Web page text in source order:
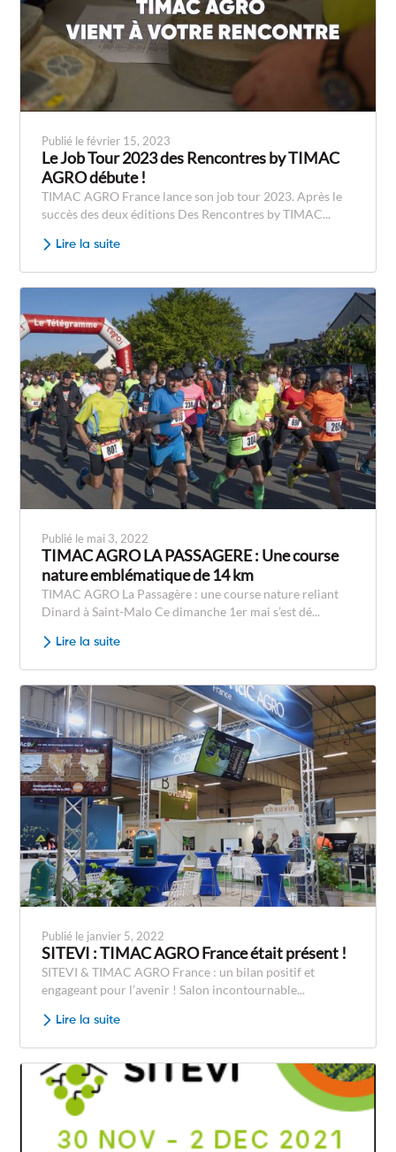
Publié le février 15, 2023
Le Job Tour 2023 des Rencontres by TIMAC
AGRO débute !
TIMAC AGRO France lance son job tour 2023. Après le
succès des deux éditions Des Rencontres by TIMAC...
Lire la suite
Publié le mai 3, 2022
TIMAC AGRO LA PASSAGERE : Une course
nature emblématique de 14 km
TIMAC AGRO La Passagère : une course nature reliant
Dinard à Saint-Malo Ce dimanche 1er mai s’est dé...
Lire la suite
Publié le janvier 5, 2022
SITEVI : TIMAC AGRO France était présent !
SITEVI & TIMAC AGRO France : un bilan positif et
engageant pour l’avenir ! Salon incontournable...
Lire la suite